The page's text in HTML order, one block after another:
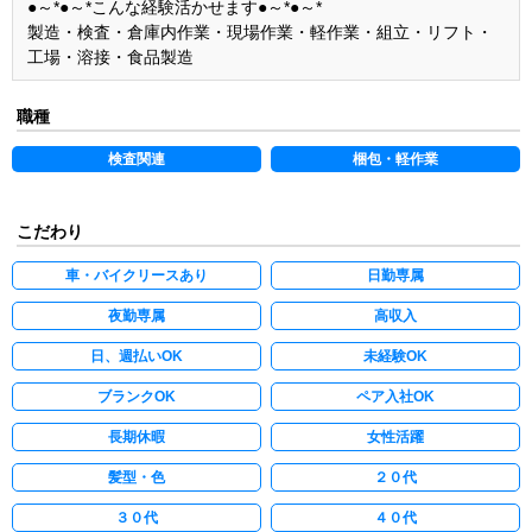
●～*●～*こんな経験活かせます●～*●～*
製造・検査・倉庫内作業・現場作業・軽作業・組立・リフト・
工場・溶接・食品製造
職種
検査関連 梱包・軽作業
こだわり
車・バイクリースあり 日勤専属
夜勤専属 高収入
日、週払いOK 未経験OK
ブランクOK ペア入社OK
長期休暇 女性活躍
髪型・色 ２０代
３０代 ４０代